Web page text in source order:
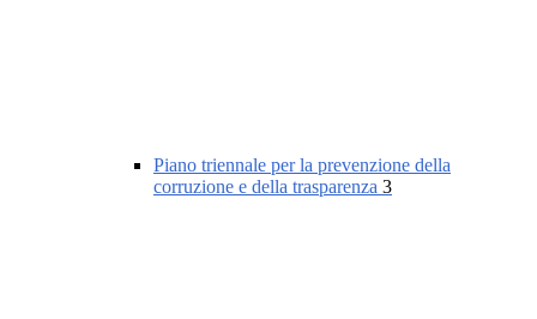
Piano triennale per la prevenzione della
corruzione e della trasparenza 3